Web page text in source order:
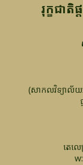
(សាកលវិទ្យាល័យ
តេល
រុក្ខជា